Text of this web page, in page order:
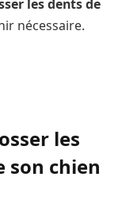
les dents de
nécessaire.
les
son chien